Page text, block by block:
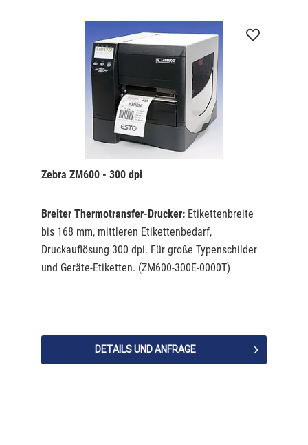
Zebra ZM600 - 300 dpi
Breiter Thermotransfer-Drucker: Etikettenbreite
bis 168 mm, mittleren Etikettenbedarf,
Druckauflösung 300 dpi. Für große Typenschilder
und Geräte-Etiketten. (ZM600-300E-0000T)
DETAILS UND ANFRAGE